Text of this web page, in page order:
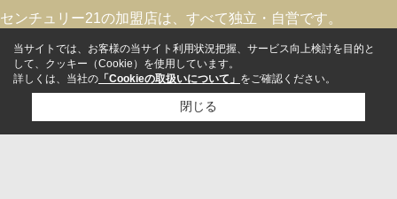
センチュリー21の加盟店は、すべて独立・自営です。
当サイトでは、お客様の当サイト利用状況把握、サービス向上検討を目的と
して、クッキー（Cookie）を使用しています。
詳しくは、当社の 「Cookieの取扱いについて」 をご確認ください。
閉じる